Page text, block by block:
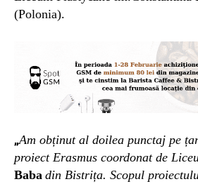
(Polonia).
„Am obținut al doilea punctaj pe
proiect Erasmus coordonat de
Baba din Bistrița. Scopul